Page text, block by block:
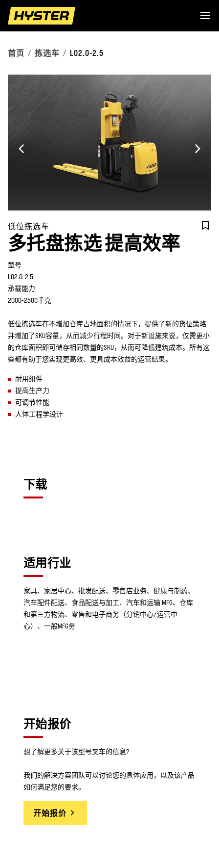
首页 拣选车 LO2.0-2.5
低位拣选车
多托盘拣选 提高效率
型号
LO2.0-2.5
承载能力
2000-2500千克
低位拣选车在不增加仓库占地面积的情况下，提供了新的货位策略
并增加了SKU容量，从而减少行程时间。对于新设施来说，仅需更小
的仓库面积即可储存相同数量的SKU，从而可降低建筑成本。所有这
些都有助于您实现更高效、更具成本效益的运营结果。
耐用组件
提高生产力
可调节性能
人体工程学设计
下载
适用行业
家具、家居中心、批发配送、零售店业务、健康与制药、
汽车配件配送、食品配送与加工、汽车和运输 MFG、仓库
和第三方物流、零售和电子商务（分销中心/运营中
心）、一般MFG务
开始报价
想了解更多关于该型号叉车的信息?
我们的解决方案团队可以讨论您的具体应用，以及该产品
如何满足您的要求。
开始报价